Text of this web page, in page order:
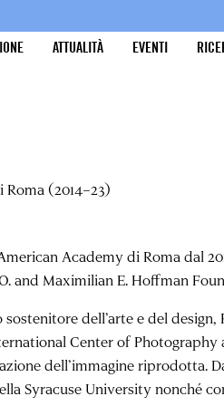
ATTUALITÀ EVENTI
(2014–23)
Academy di Roma dal
and Maximilian E. Hoffman
dell’arte e del design,
Center of Photography
dell’immagine riprodotta.
Syracuse University nonché